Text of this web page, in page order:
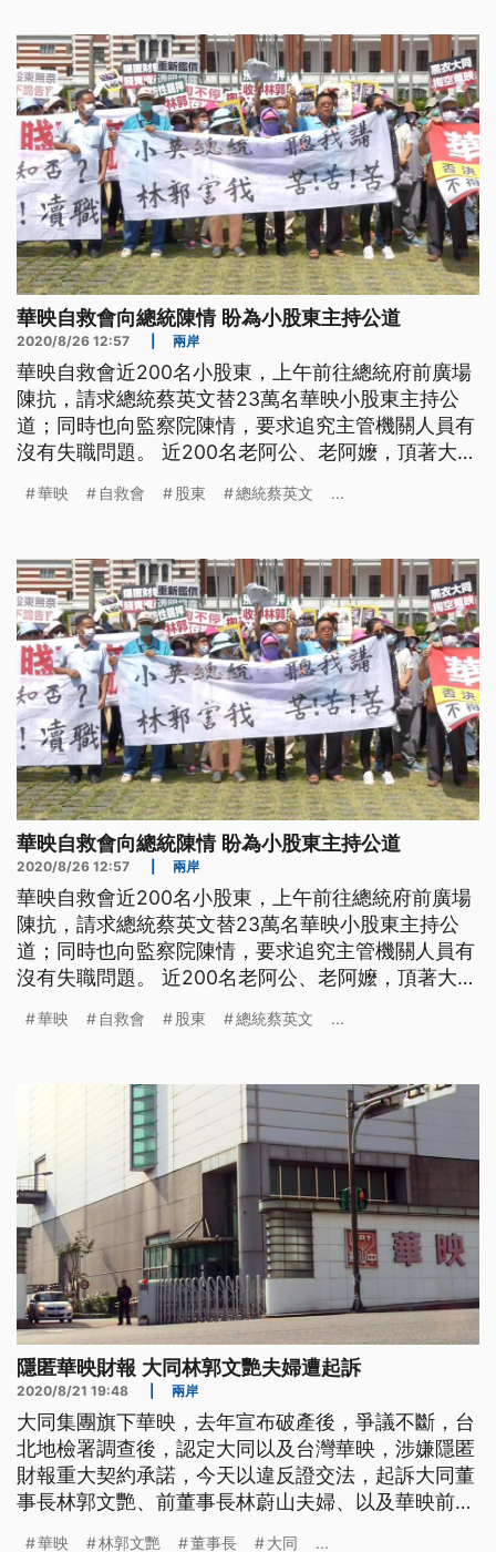
華映自救會向總統陳情 盼為小股東主持公道
2020/8/26 12:57 兩岸
華映自救會近200名小股東，上午前往總統府前廣場
陳抗，請求總統蔡英文替23萬名華映小股東主持公
道；同時也向監察院陳情，要求追究主管機關人員有
沒有失職問題。 近200名老阿公、老阿嬤，頂著大太
抗。 91歲小股東控訴，大同董事長林郭文艷惡意掏
成了壁紙。現在兩夫妻只能靠微薄補助金度日。華映
小股東許水強表示，
華映 自救會 股東 總統蔡英文 ...
華映自救會向總統陳情 盼為小股東主持公道
2020/8/26 12:57 兩岸
華映自救會近200名小股東，上午前往總統府前廣場
陳抗，請求總統蔡英文替23萬名華映小股東主持公
道；同時也向監察院陳情，要求追究主管機關人員有
沒有失職問題。 近200名老阿公、老阿嬤，頂著大太
抗。 91歲小股東控訴，大同董事長林郭文艷惡意掏
成了壁紙。現在兩夫妻只能靠微薄補助金度日。華映
小股東許水強表示，
華映 自救會 股東 總統蔡英文 ...
隱匿華映財報 大同林郭文艷夫婦遭起訴
2020/8/21 19:48 兩岸
大同集團旗下華映，去年宣布破產後，爭議不斷，台
北地檢署調查後，認定大同以及台灣華映，涉嫌隱匿
財報重大契約承諾，今天以違反證交法，起訴大同董
事長林郭文艷、前董事長林蔚山夫婦、以及華映前財
華映 林郭文艷 董事長 大同 ...